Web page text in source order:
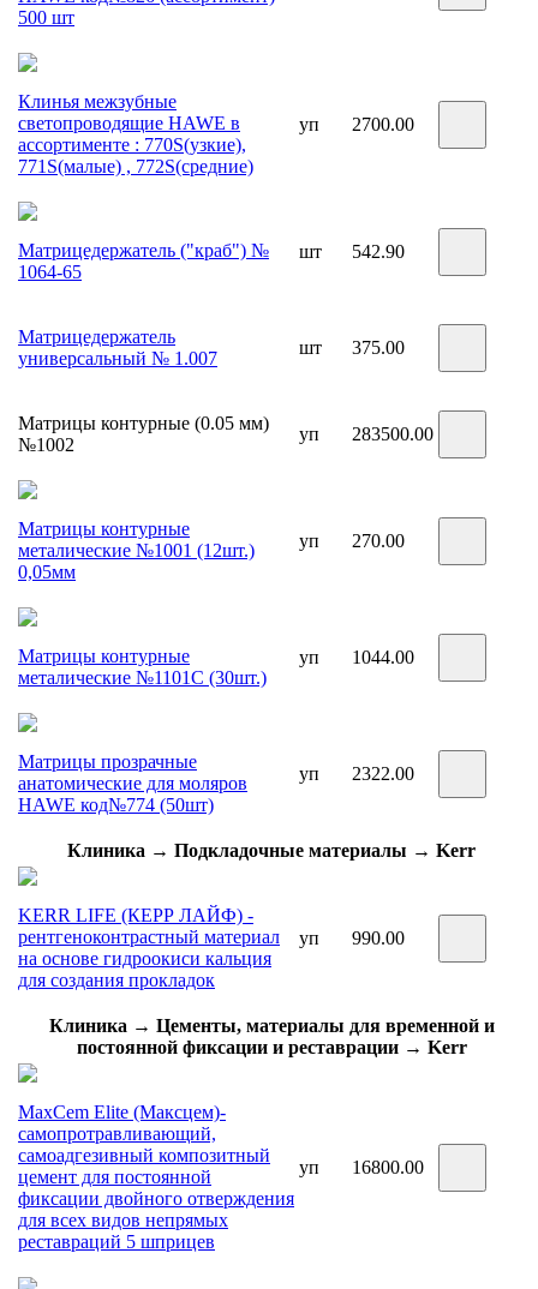
500 шт
Клинья межзубные
светопроводящие HAWE в
ассортименте : 770S(узкие),
771S(малые) , 772S(средние)
уп 2700.00
Матрицедержатель ("краб") №
1064-65
шт 542.90
Матрицедержатель
универсальный № 1.007
шт 375.00
Матрицы контурные (0.05 мм)
№1002
уп 283500.00
Матрицы контурные
металические №1001 (12шт.)
0,05мм
уп 270.00
Матрицы контурные
металические №1101С (30шт.)
уп 1044.00
Матрицы прозрачные
анатомические для моляров
HAWE код№774 (50шт)
уп 2322.00
Клиника → Подкладочные материалы → Kerr
KERR LIFE (КЕРР ЛАЙФ) -
рентгеноконтрастный материал
на основе гидроокиси кальция
для создания прокладок
уп 990.00
Клиника → Цементы, материалы для временной и
постоянной фиксации и реставрации → Kerr
MaxCem Elite (Максцем)-
самопротравливающий,
самоадгезивный композитный
цемент для постоянной
фиксации двойного отверждения
для всех видов непрямых
реставраций 5 шприцев
уп 16800.00